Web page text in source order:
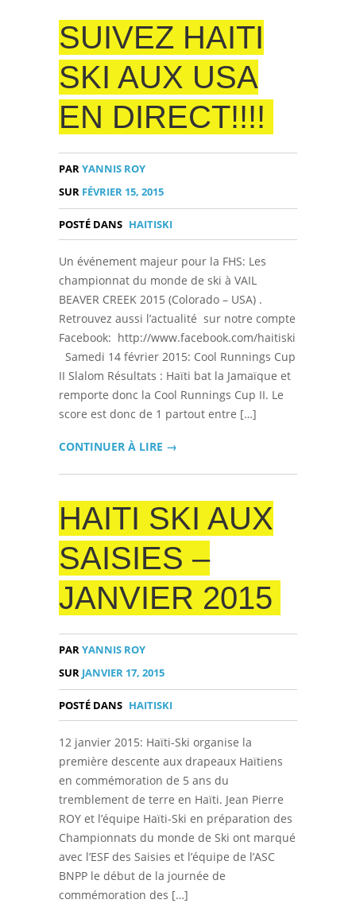
SUIVEZ HAITI
SKI AUX USA
EN DIRECT!!!!
PARYANNIS ROY
SUR FÉVRIER 15, 2015
POSTÉ DANS HAITISKI
Un événement majeur pour la FHS: Les
championnat du monde de ski à VAIL
BEAVER CREEK 2015 (Colorado – USA) .
Retrouvez aussi l’actualité sur notre compte
Facebook: http://www.facebook.com/haitiski
Samedi 14 février 2015: Cool Runnings Cup
II Slalom Résultats : Haïti bat la Jamaïque et
remporte donc la Cool Runnings Cup II. Le
score est donc de 1 partout entre […]
CONTINUER À LIRE →
HAITI SKI AUX
SAISIES –
JANVIER 2015
PARYANNIS ROY
SUR JANVIER 17, 2015
POSTÉ DANS HAITISKI
12 janvier 2015: Haïti-Ski organise la
première descente aux drapeaux Haïtiens
en commémoration de 5 ans du
tremblement de terre en Haïti. Jean Pierre
ROY et l’équipe Haïti-Ski en préparation des
Championnats du monde de Ski ont marqué
avec l’ESF des Saisies et l’équipe de l’ASC
BNPP le début de la journée de
commémoration des […]